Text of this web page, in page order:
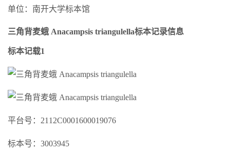
单位：南开大学标本馆
三角背麦蛾 Anacampsis triangulella标本记录信息
标本记载1
平台号：2112C0001600019076
标本号：3003945